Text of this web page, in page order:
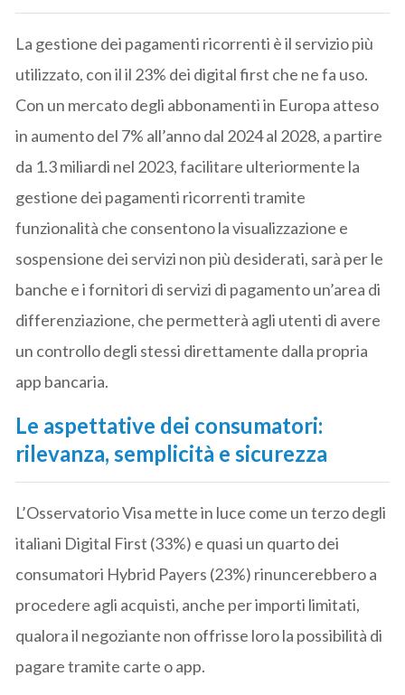
La gestione dei pagamenti ricorrenti è il servizio più
utilizzato, con il il 23% dei digital first che ne fa uso.
Con un mercato degli abbonamenti in Europa atteso
in aumento del 7% all’anno dal 2024 al 2028, a partire
da 1.3 miliardi nel 2023, facilitare ulteriormente la
gestione dei pagamenti ricorrenti tramite
funzionalità che consentono la visualizzazione e
sospensione dei servizi non più desiderati, sarà per le
banche e i fornitori di servizi di pagamento un’area di
differenziazione, che permetterà agli utenti di avere
un controllo degli stessi direttamente dalla propria
app bancaria.
Le aspettative dei consumatori:
rilevanza, semplicità e sicurezza
L’Osservatorio Visa mette in luce come un terzo degli
italiani Digital First (33%) e quasi un quarto dei
consumatori Hybrid Payers (23%) rinuncerebbero a
procedere agli acquisti, anche per importi limitati,
qualora il negoziante non offrisse loro la possibilità di
pagare tramite carte o app.